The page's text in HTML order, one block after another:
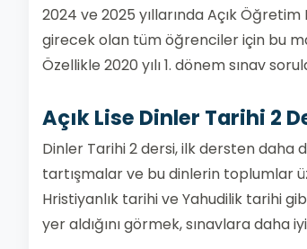
2024 ve 2025 yıllarında Açık Öğretim
girecek olan tüm öğrenciler için bu
Özellikle 2020 yılı 1. dönem sınav
Açık Lise Dinler Tarihi 2
Dinler Tarihi 2 dersi, ilk dersten daha
tartışmalar ve bu dinlerin toplumlar
Hristiyanlık tarihi ve Yahudilik tarihi
yer aldığını görmek, sınavlara daha